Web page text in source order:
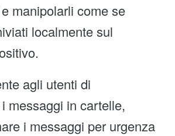
manipolarli come se
localmente sul
agli utenti di
messaggi in cartelle,
i messaggi per urgenza